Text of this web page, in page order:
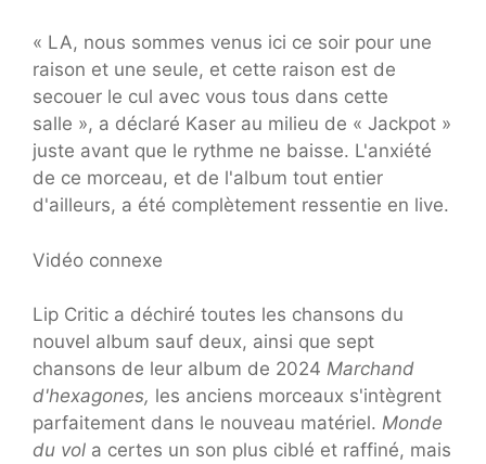
« LA, nous sommes venus ici ce soir pour une
raison et une seule, et cette raison est de
secouer le cul avec vous tous dans cette
salle », a déclaré Kaser au milieu de « Jackpot »
juste avant que le rythme ne baisse. L'anxiété
de ce morceau, et de l'album tout entier
d'ailleurs, a été complètement ressentie en live.
Vidéo connexe
Lip Critic a déchiré toutes les chansons du
nouvel album sauf deux, ainsi que sept
chansons de leur album de 2024 Marchand
d'hexagones, les anciens morceaux s'intègrent
parfaitement dans le nouveau matériel. Monde
du vol a certes un son plus ciblé et raffiné, mais